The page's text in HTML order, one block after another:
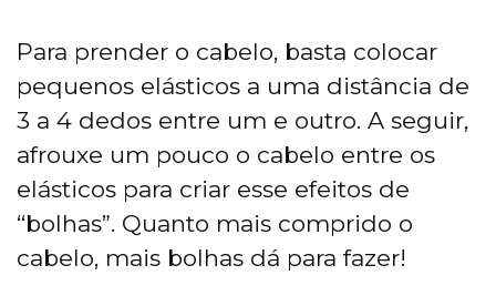
Para prender o cabelo, basta colocar
pequenos elásticos a uma distância de
3 a 4 dedos entre um e outro. A seguir,
afrouxe um pouco o cabelo entre os
elásticos para criar esse efeitos de
“bolhas”. Quanto mais comprido o
cabelo, mais bolhas dá para fazer!